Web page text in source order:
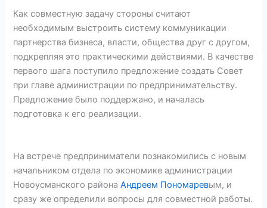
Как совместную задачу стороны считают
необходимым выстроить систему коммуникации
партнерства бизнеса, власти, общества друг с другом,
подкрепляя это практическими действиями. В качестве
первого шага поступило предложение создать Совет
при главе администрации по предпринимательству.
Предложение было поддержано, и началась
подготовка к его реализации.
На встрече предприниматели познакомились с новым
начальником отдела по экономике администрации
Новоусманского районаАндреем Пономаревым, и
сразу же определили вопросы для совместной работы.